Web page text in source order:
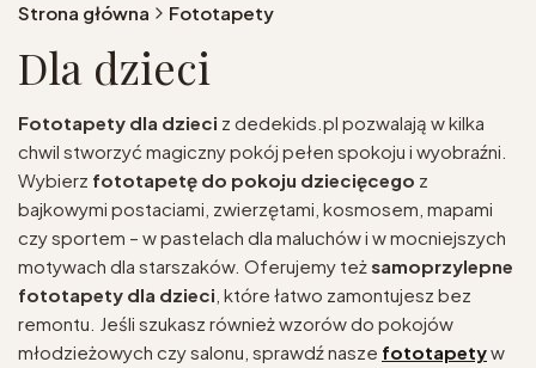
Strona główna Fototapety
Dla dzieci
Fototapety dla dzieci z dedekids.pl pozwalają w kilka
chwil stworzyć magiczny pokój pełen spokoju i wyobraźni.
Wybierz fototapetę do pokoju dziecięcego z
bajkowymi postaciami, zwierzętami, kosmosem, mapami
czy sportem – w pastelach dla maluchów i w mocniejszych
motywach dla starszaków. Oferujemy teżsamoprzylepne
fototapety dla dzieci , które łatwo zamontujesz bez
remontu. Jeśli szukasz również wzorów do pokojów
młodzieżowych czy salonu, sprawdź nasze fototapetyw